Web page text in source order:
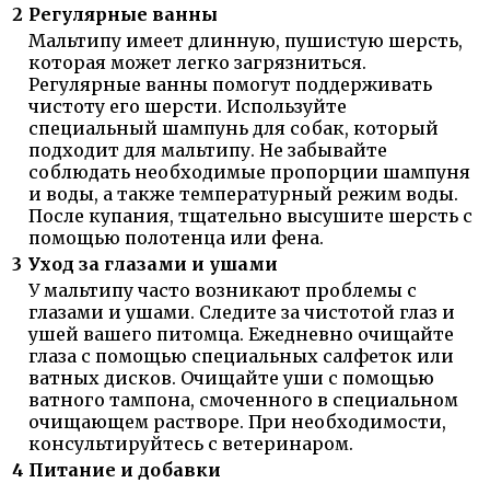
2 Регулярные ванны
Мальтипу имеет длинную, пушистую шерсть,
которая может легко загрязниться.
Регулярные ванны помогут поддерживать
чистоту его шерсти. Используйте
специальный шампунь для собак, который
подходит для мальтипу. Не забывайте
соблюдать необходимые пропорции шампуня
и воды, а также температурный режим воды.
После купания, тщательно высушите шерсть с
помощью полотенца или фена.
3 Уход за глазами и ушами
У мальтипу часто возникают проблемы с
глазами и ушами. Следите за чистотой глаз и
ушей вашего питомца. Ежедневно очищайте
глаза с помощью специальных салфеток или
ватных дисков. Очищайте уши с помощью
ватного тампона, смоченного в специальном
очищающем растворе. При необходимости,
консультируйтесь с ветеринаром.
4 Питание и добавки